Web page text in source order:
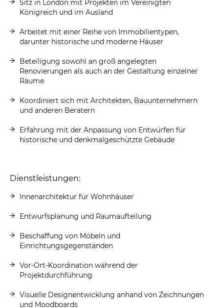
Sitz in London mit Projekten im Vereinigten
Königreich und im Ausland
Arbeitet mit einer Reihe von Immobilientypen,
darunter historische und moderne Häuser
Beteiligung sowohl an groß angelegten
Renovierungen als auch an der Gestaltung einzelner
Räume
Koordiniert sich mit Architekten, Bauunternehmern
und anderen Beratern
Erfahrung mit der Anpassung von Entwürfen für
historische und denkmalgeschützte Gebäude
Dienstleistungen:
Innenarchitektur für Wohnhäuser
Entwurfsplanung und Raumaufteilung
Beschaffung von Möbeln und
Einrichtungsgegenständen
Vor-Ort-Koordination während der
Projektdurchführung
Visuelle Designentwicklung anhand von Zeichnungen
und Moodboards